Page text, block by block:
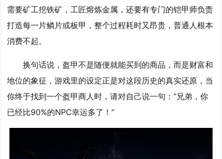
需要矿工挖铁矿，工匠熔炼金属，还要有专门的铠甲师负责
打造每一片鳞片或板甲，整个过程耗时又昂贵，普通人根本
消费不起。
换句话说，盔甲不是随便就能买到的商品，而是财富和
地位的象征，游戏里的设定正是对这段历史的真实还原，当
你终于找到一个盔甲商人时，请对自己说一句：“兄弟，你
已经比90%的NPC幸运多了！”